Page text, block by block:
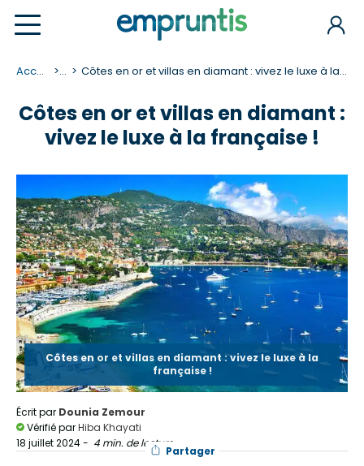
Accueil ... Côtes en or et villas en diamant : vivez le luxe à la française !
Côtes en or et villas en diamant :
vivez le luxe à la française !
Côtes en or et villas en diamant : vivez le luxe à la
française !
Écrit par Dounia Zemour
Vérifié parHiba Khayati
18 juillet 2024- 4 min. de lecture
Partager